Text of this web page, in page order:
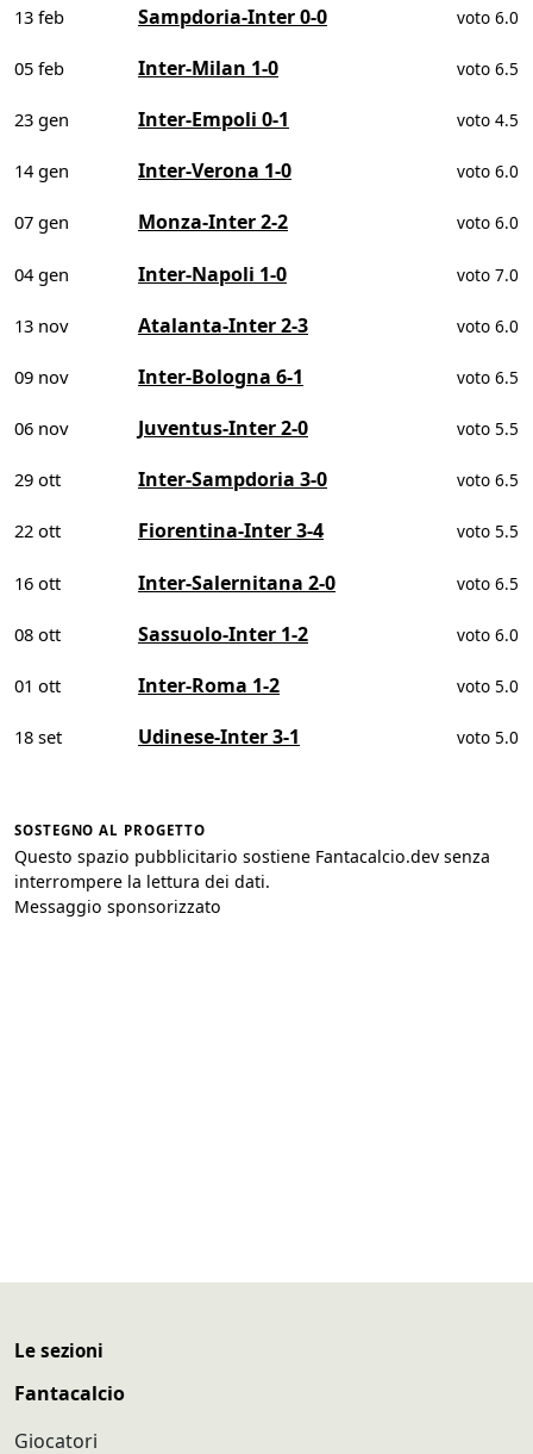
13 feb Sampdoria-Inter 0-0 voto 6.0
05 feb Inter-Milan 1-0 voto 6.5
23 gen Inter-Empoli 0-1 voto 4.5
14 gen Inter-Verona 1-0 voto 6.0
07 gen Monza-Inter 2-2 voto 6.0
04 gen Inter-Napoli 1-0 voto 7.0
13 nov Atalanta-Inter 2-3 voto 6.0
09 nov Inter-Bologna 6-1 voto 6.5
06 nov Juventus-Inter 2-0 voto 5.5
29 ott Inter-Sampdoria 3-0 voto 6.5
22 ott Fiorentina-Inter 3-4 voto 5.5
16 ott Inter-Salernitana 2-0 voto 6.5
08 ott Sassuolo-Inter 1-2 voto 6.0
01 ott Inter-Roma 1-2 voto 5.0
18 set Udinese-Inter 3-1 voto 5.0
SOSTEGNO AL PROGETTO
Questo spazio pubblicitario sostiene Fantacalcio.dev senza
interrompere la lettura dei dati.
Messaggio sponsorizzato
Le sezioni
Fantacalcio
Giocatori